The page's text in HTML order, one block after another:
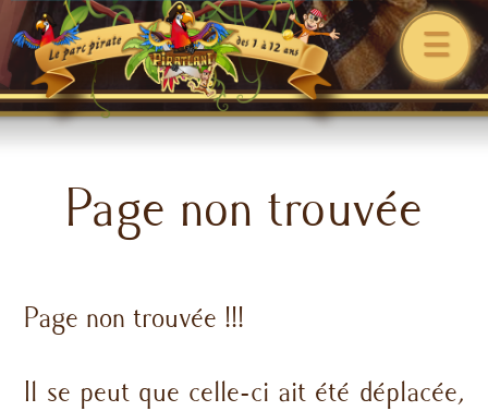
☰
Page non trouvée
Page non trouvée !!!
Il se peut que celle-ci ait été déplacée,